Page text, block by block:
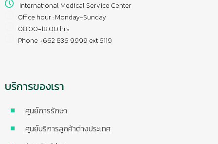
International Medical Service Center
Office hour : Monday-Sunday
08.00-18.00 hrs
Phone +662 836 9999 ext 6119
บริการของเรา
ศูนย์การรักษา
ศูนย์บริการลูกค้าต่างประเทศ